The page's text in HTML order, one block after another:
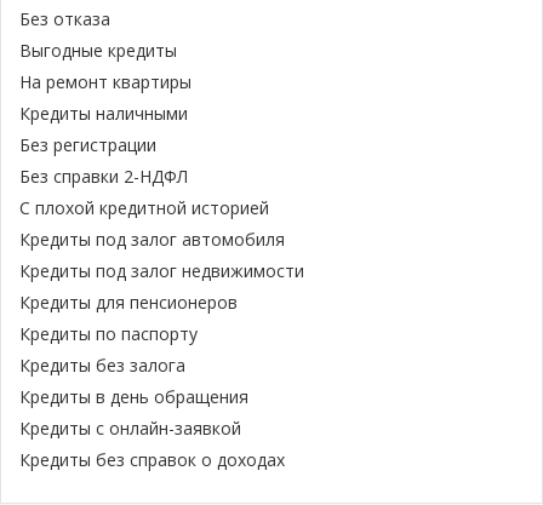
Без отказа
Выгодные кредиты
На ремонт квартиры
Кредиты наличными
Без регистрации
Без справки 2-НДФЛ
С плохой кредитной историей
Кредиты под залог автомобиля
Кредиты под залог недвижимости
Кредиты для пенсионеров
Кредиты по паспорту
Кредиты без залога
Кредиты в день обращения
Кредиты с онлайн-заявкой
Кредиты без справок о доходах